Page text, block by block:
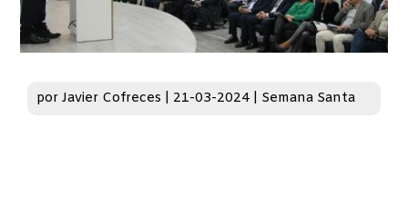
porJavier Cofreces 21-03-2024 Semana Santa